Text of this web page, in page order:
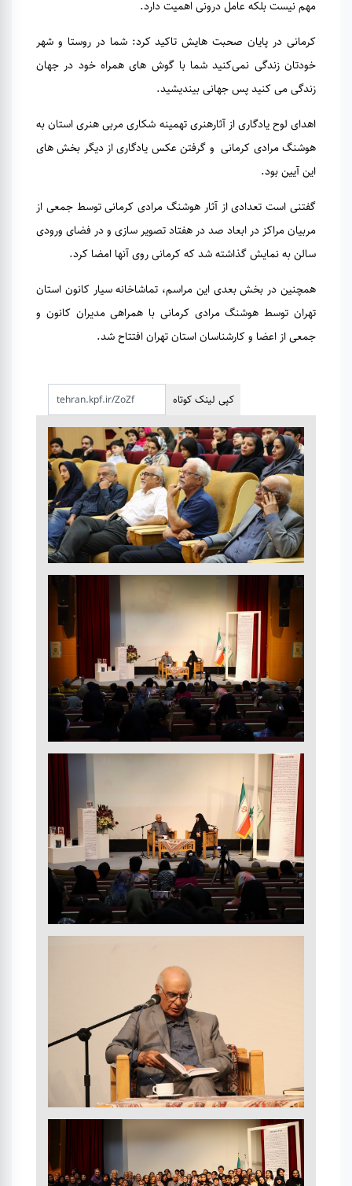
مهم نیست بلکه عامل درونی اهمیت دارد.
کرمانی در پایان صحبت هایش تاکید کرد: شما در روستا و شهر
خودتان زندگی نمی‌کنید شما با گوش های همراه خود در جهان
زندگی می کنید پس جهانی بیندیشید.
اهدای لوح یادگاری از آثارهنری تهمینه شکاری مربی هنری استان به
هوشنگ مرادی کرمانی و گرفتن عکس یادگاری از دیگر بخش های
این آیین بود.
گفتنی است تعدادی از آثار هوشنگ مرادی کرمانی توسط جمعی از
مربیان مراکز در ابعاد صد در هفتاد تصویر سازی و در فضای ورودی
سالن به نمایش گذاشته شد که کرمانی روی آنها امضا کرد.
همچنین در بخش بعدی این مراسم، تماشاخانه سیار کانون استان
تهران توسط هوشنگ مرادی کرمانی با همراهی مدیران کانون و
جمعی از اعضا و کارشناسان استان تهران افتتاح شد.
کپی لینک کوتاه